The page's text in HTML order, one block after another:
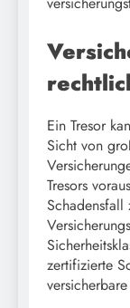
Ein Tresor
Sicht von
Tresors
Schadensfall
zertifizierte